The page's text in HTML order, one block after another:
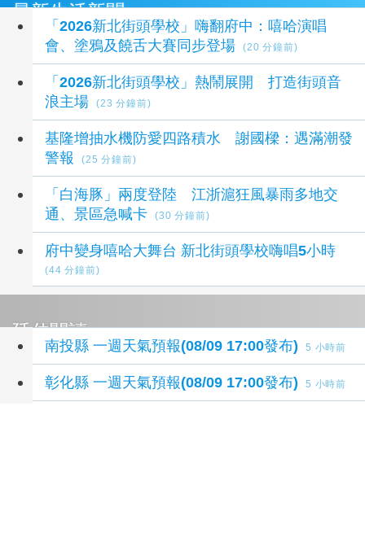
最新生活新聞
「2026新北街頭學校」嗨翻府中：嘻哈演唱
會、塗鴉及饒舌大賽同步登場
(20 分鐘前)
「2026新北街頭學校」熱鬧展開 打造街頭音
浪主場
(23 分鐘前)
基隆增抽水機防愛四路積水 謝國樑：遇滿潮發
警報
(25 分鐘前)
「白海豚」兩度登陸 江浙滬狂風暴雨多地交
通、景區急喊卡
(30 分鐘前)
府中變身嘻哈大舞台 新北街頭學校嗨唱5小時
(44 分鐘前)
延伸閱讀
南投縣 一週天氣預報(08/09 17:00發布) 5 小時前
彰化縣 一週天氣預報(08/09 17:00發布) 5 小時前